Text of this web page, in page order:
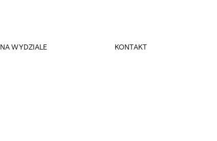
NA WYDZIALE KONTAKT